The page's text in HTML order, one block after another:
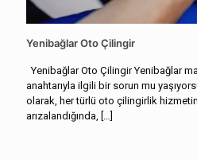
Yenibağlar Oto Çilingir
Yenibağlar Oto Çilingir Yenibağlar
anahtarıyla ilgili bir sorun mu
olarak, her türlü oto çilingirlik
arızalandığında, […]